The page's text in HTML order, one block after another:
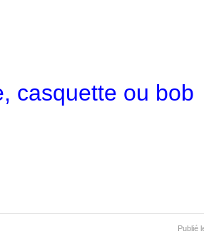
casquette ou bob
Publié